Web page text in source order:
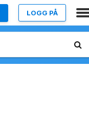
LOGG PÅ